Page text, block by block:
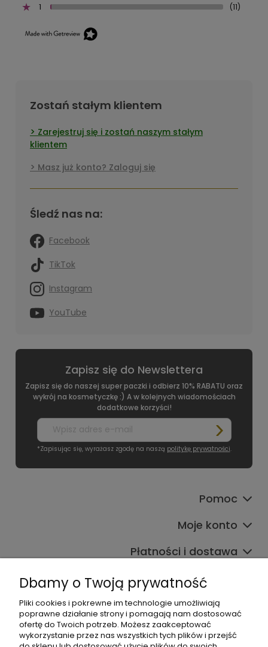
1 (11)
Zostań stałym klientem
Zarejestruj się i zostań naszym stałym
klientem
Masz już konto? Zaloguj się
Śledź nas na:
Facebook
TikTok
Instagram
YouTube
Zapisz się do Newslettera
Zapisz się do naszej super paczki i odbierz 10% RABATU oraz
wykrój na kosmetyczkę :) A w kolejnych wiadomościach
dodatkowe korzyści!
*Zapisując się, wyrażasz zgodę na naszą politykę prywatności.
Pomoc
Moje konto
Płatności i dostawa
Informacje
O nas
Dbamy o Twoją prywatność
Pliki cookies i pokrewne im technologie umożliwiają
poprawne działanie strony i pomagają nam dostosować
ofertę do Twoich potrzeb. Możesz zaakceptować
wykorzystanie przez nas wszystkich tych plików i przejść